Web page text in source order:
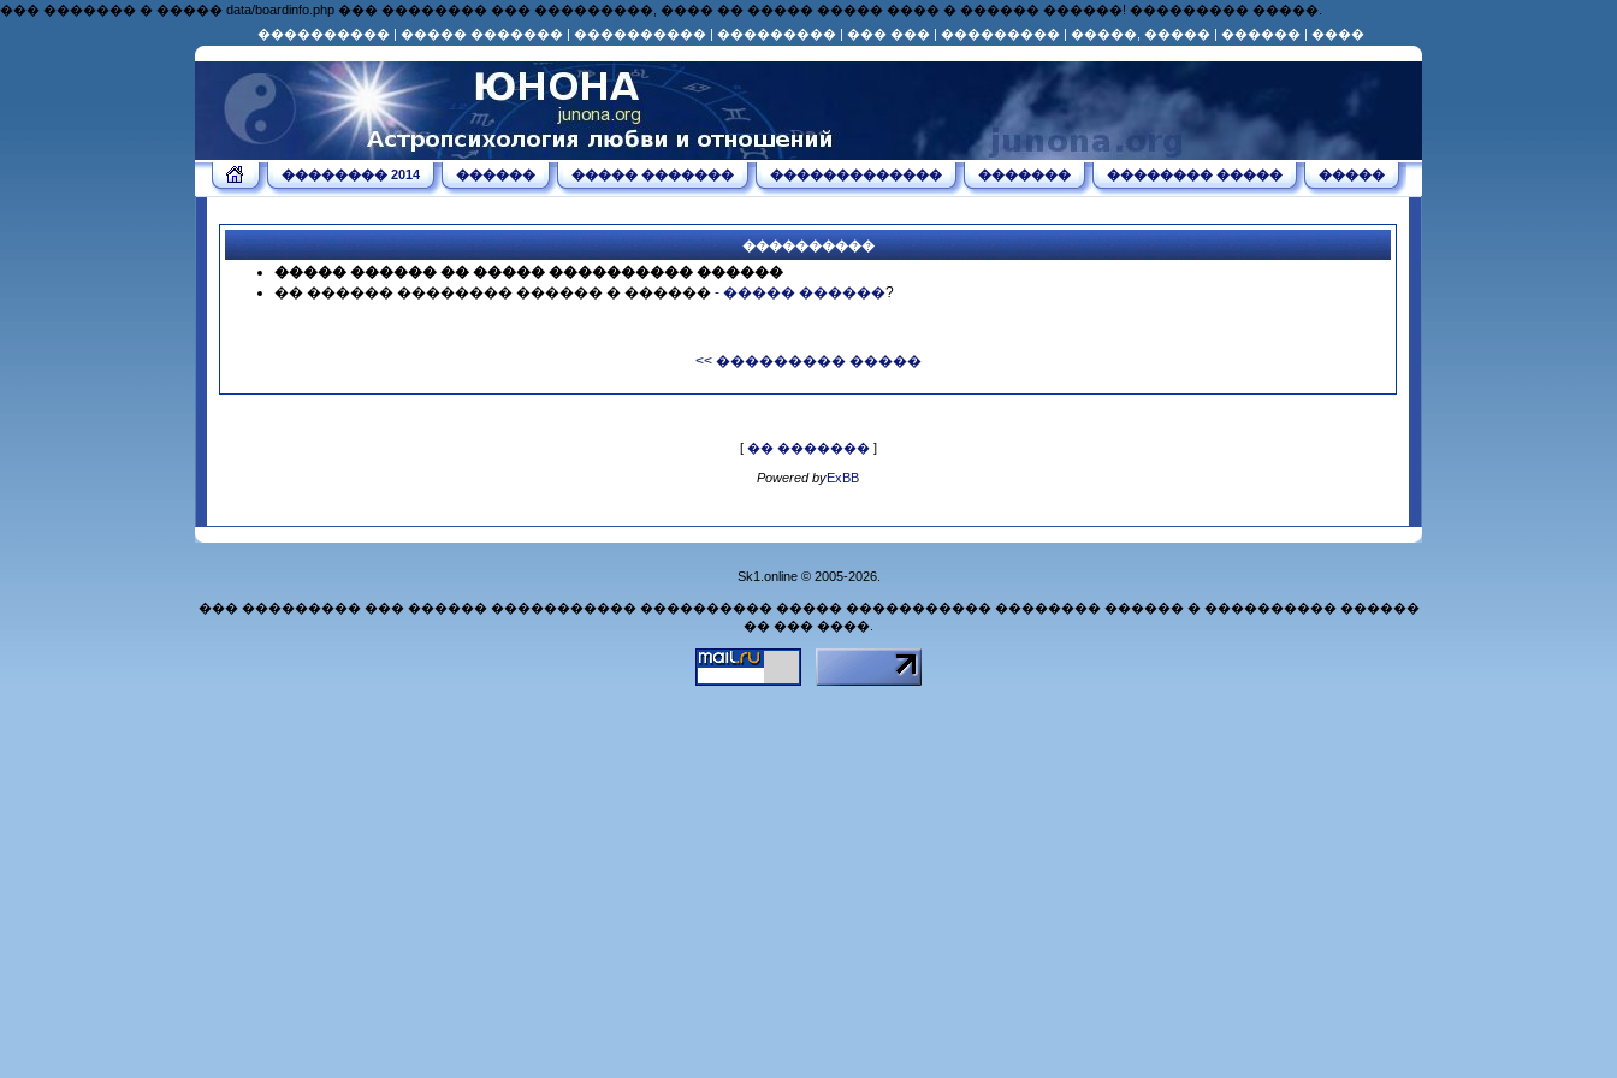
��� ������� � ����� data/boardinfo.php ��� �������� ��� ���������, ���� �� ����� ����� ���� � ������ ������! ��������� �����.
���������� | ����� ������� | ���������� | ��������� | ��� ��� | ��������� | �����, ����� | ������ | ����
�������� 2014 ������ ����� ������� ������������� ������� �������� ����� �����
����������
����� ������ �� ����� ���������� ������
�� ������ �������� ������ � ������ - ����� ������?
<< ��������� �����
[ �� �������]
Powered byExBB
Sk1.online © 2005-2026.
��� ��������� ��� ������ ����������� ���������� ����� ����������� �������� ������ � ���������� ������
�� ��� ����.